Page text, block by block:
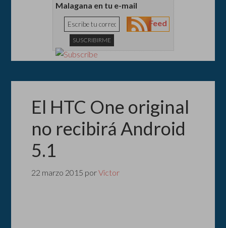
Malagana en tu e-mail
Feed
El HTC One original
no recibirá Android
5.1
22 marzo 2015 porVictor